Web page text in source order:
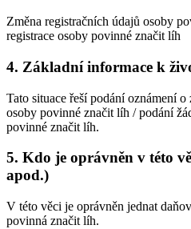
Změna registračních údajů osoby
registrace osoby povinné značit líh
4. Základní informace k
Tato situace řeší podání oznámení
osoby povinné značit líh / podání
povinné značit líh.
5. Kdo je oprávněn v této
apod.)
V této věci je oprávněn jednat
povinná značit líh.